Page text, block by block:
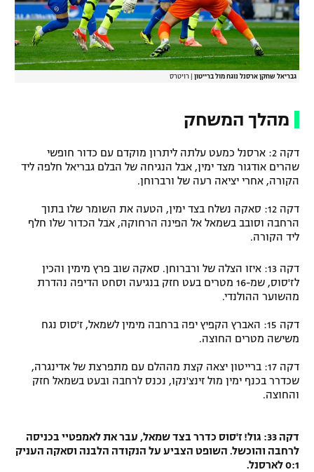
גבריאל שחקן ארסנל נוגח מול ברייטון רויטרס
מהלך המשחק
דקה 2: ארסנל כמעט עלתה ליתרון מוקדם עם כדור חופשי
שהרים אודגור מצד ימין, אבל הנגיחה של הבלם גבריאל חלפה ליד
הקורה, אחרי יציאה רעה של ורברוחן.
דקה 12: סאקה נשלח בצד ימין, הטעה את השומר שלו בתוך
הרחבה וסובב בשמאל אל הפינה הרחוקה, אבל הכדור שלו חלף
ליד הקורה.
דקה 13: איזו הצלה של ורברוחן. סאקה שוב פרץ מימין והכין
לז'סוס, שמ-16 מטרים בעט חזק בנגיעה וסחט הדיפה נהדרת
מהשוער ההולנדי.
דקה 15: האברץ הקפיץ יפה ברחבה מימין לשמאל, ז'סוס נגח
משישה מטרים החוצה.
דקה 17: ברייטון יצאה קצת מההלם עם מתפרצת של אדינגרה,
שכדרר בכנף ימין מול זינצ'נקו, נכנס לרחבה ובעט בשמאל חזק
והחוצה.
דקה 33: גול! ז'סוס כדרר בצד שמאל, עבר את לאמפטיי בכניסה
לרחבה והוכשל. השופט הצביע על הנקודה הלבנה וסאקה העניק
0:1 לארסנל.